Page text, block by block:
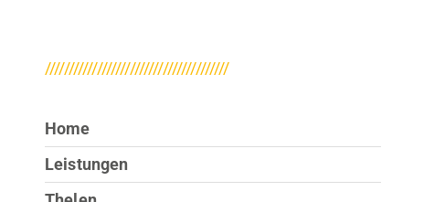
///////////////////////////////////////
Home
Leistungen